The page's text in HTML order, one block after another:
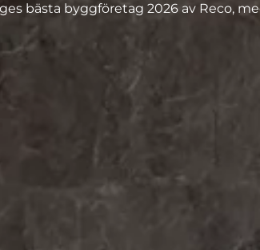
bästa byggföretag 2026 av Reco,